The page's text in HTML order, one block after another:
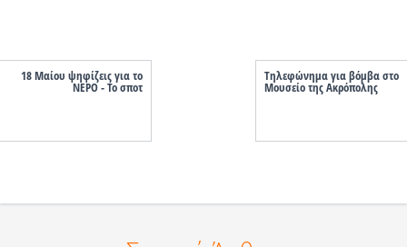
18 Μαίου ψηφίζεις για το
ΝΕΡΟ - Το σποτ
Τηλεφώνημα για βόμβα στο
Μουσείο της Ακρόπολης